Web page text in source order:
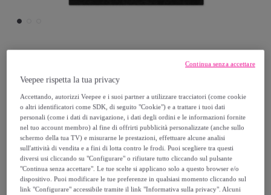
PHILIPP PLEIN T-shirt girocollo a maniche
corte MONEY
75,00 €
150,00 €
-50 %
Veepee rispetta la tua privacy
Accettando, autorizzi Veepee e i suoi partner a utilizzare tracciatori (come cookie
o altri identificatori come SDK, di seguito "Cookie") e a trattare i tuoi dati
personali (come i dati di navigazione, i dati degli ordini e le informazioni fornite
nel tuo account membro) al fine di offrirti pubblicità personalizzate (anche sullo
schermo della tua TV) e misurarne le prestazioni, effettuare alcune analisi
sull'attività di vendita e a fini di lotta contro le frodi. Puoi scegliere tra questi
diversi usi cliccando su "Configurare" o rifiutare tutto cliccando sul pulsante
"Continua senza accettare". Le tue scelte si applicano solo a questo browser e/o
dispositivo. Puoi modificare le tue preferenze in qualsiasi momento cliccando sul
link "Configurare" accessibile tramite il link "Informativa sulla privacy". Alcuni
Continua senza accettare